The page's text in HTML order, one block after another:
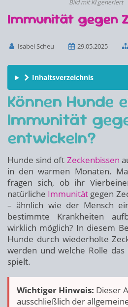
Bild mit KI generiert
Immunität gegen
Isabel Scheu 29.05.2025
Inhaltsverzeichnis
Können Hunde
Immunität
entwickeln?
Hunde sind oft Zeckenbissen
in den warmen Monaten.
fragen sich, ob ihr
natürliche Immunität gegen
– ähnlich wie der Mensch
bestimmte Krankheiten
wirklich möglich? In diesem
Hunde durch wiederholte
werden und welche Rolle das
spielt.
Wichtiger Hinweis: Dieser
ausschließlich der